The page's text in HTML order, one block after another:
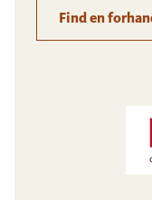
Find en